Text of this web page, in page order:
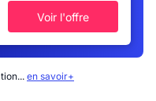
Voir l'offre
en savoir+